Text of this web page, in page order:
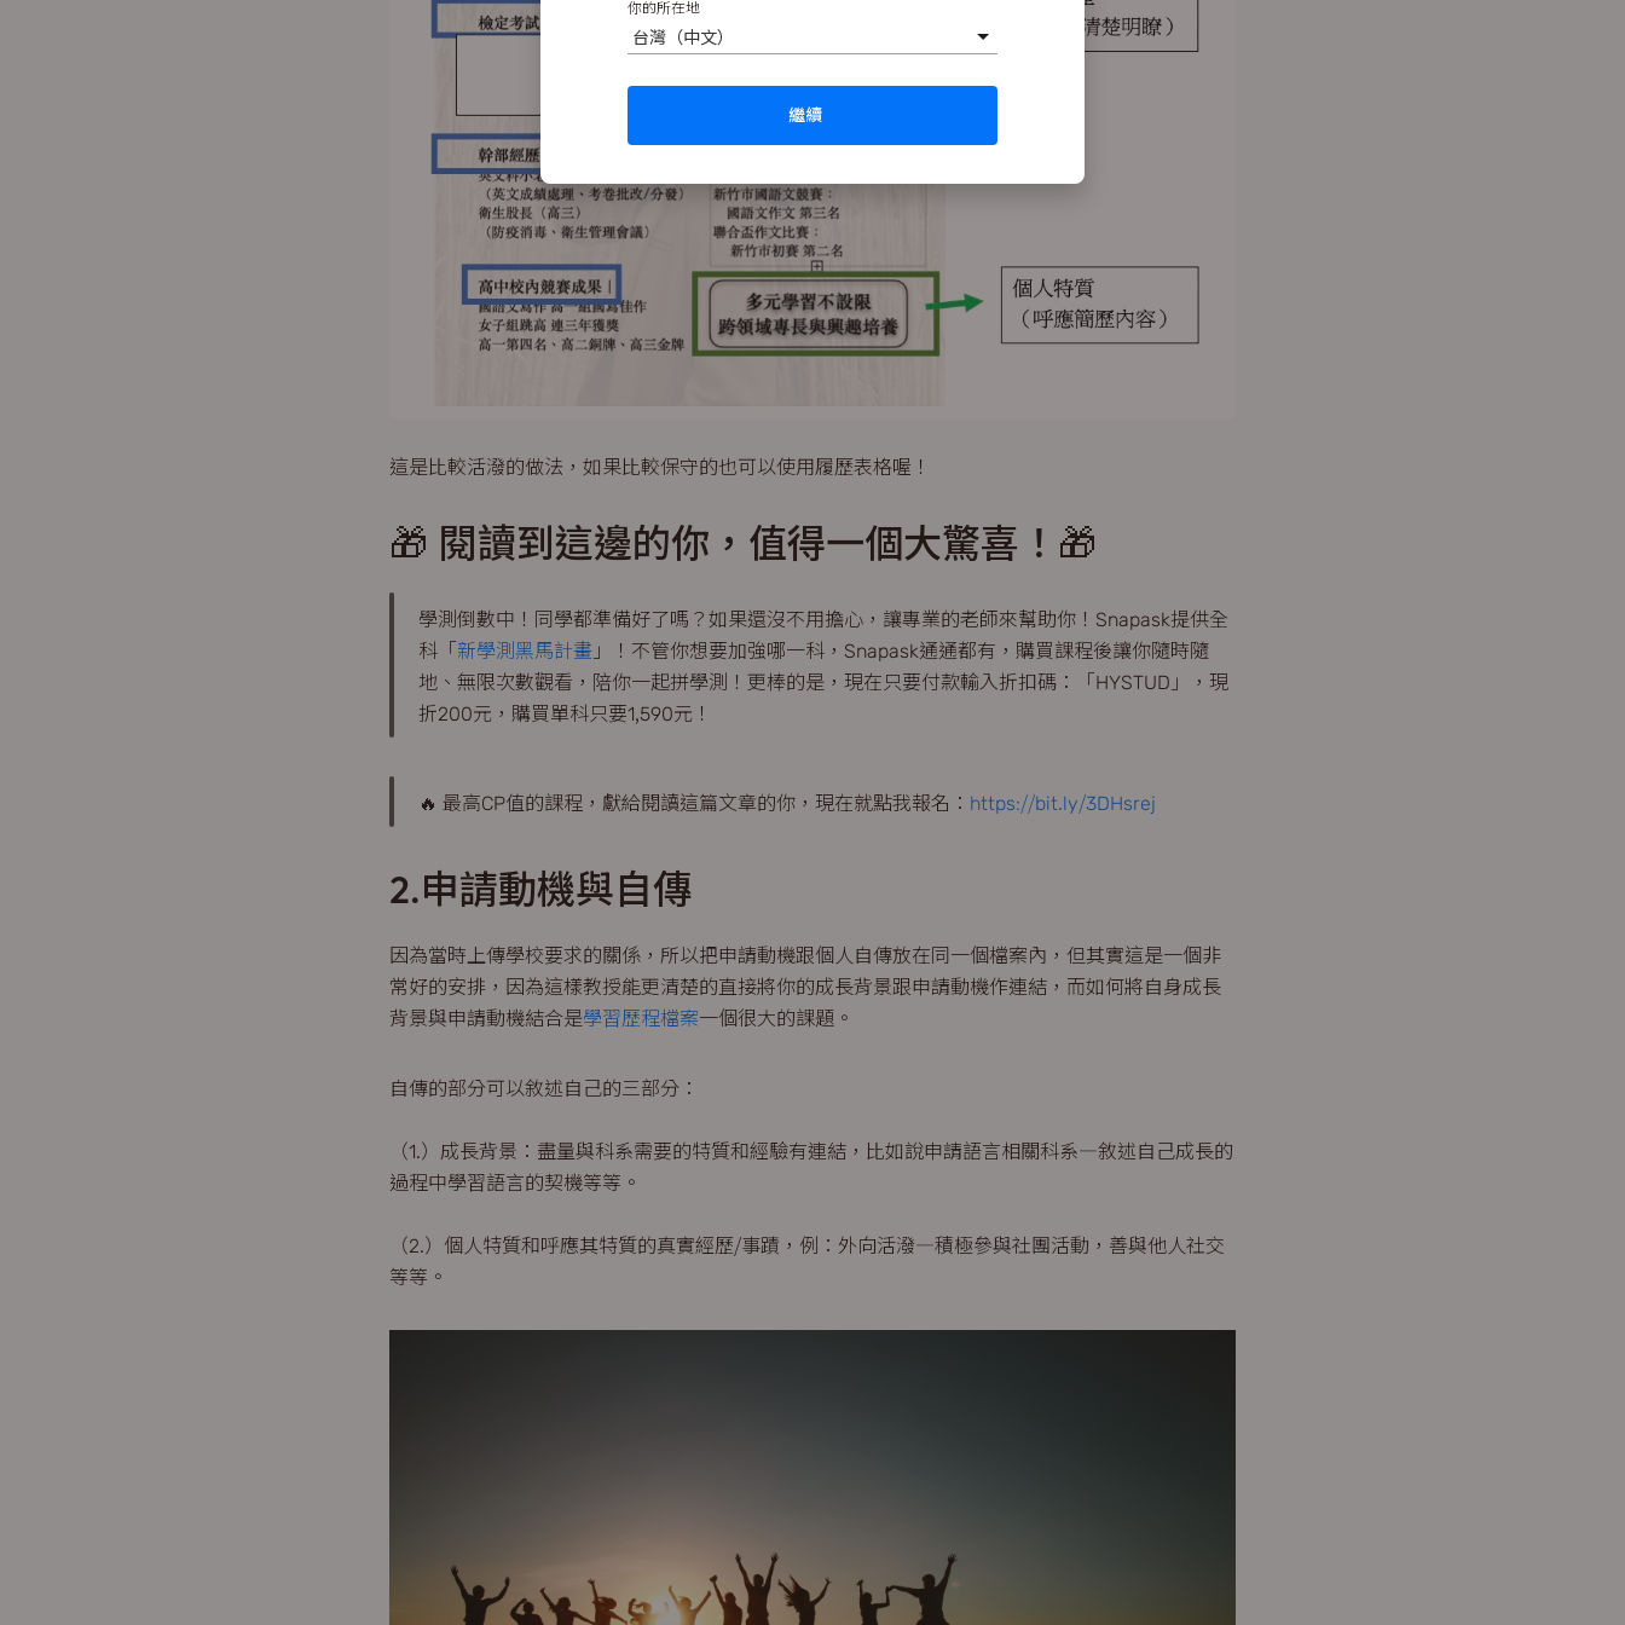
你的所在地
台灣（中文）
繼續
這是比較活潑的做法，如果比較保守的也可以使用履歷表格喔！
🎁 閱讀到這邊的你，值得一個大驚喜！🎁
學測倒數中！同學都準備好了嗎？如果還沒不用擔心，讓專業的老師來幫助你！Snapask提供全
科「新學測黑馬計畫 」！不管你想要加強哪一科，Snapask通通都有，購買課程後讓你隨時隨
地、無限次數觀看，陪你一起拼學測！更棒的是，現在只要付款輸入折扣碼：「HYSTUD」，現
折200元，購買單科只要1,590元！
🔥 最高CP值的課程，獻給閱讀這篇文章的你，現在就點我報名： https://bit.ly/3DHsrej
2.申請動機與自傳
因為當時上傳學校要求的關係，所以把申請動機跟個人自傳放在同一個檔案內，但其實這是一個非
常好的安排，因為這樣教授能更清楚的直接將你的成長背景跟申請動機作連結，而如何將自身成長
背景與申請動機結合是學習歷程檔案一個很大的課題。
自傳的部分可以敘述自己的三部分：
（1.）成長背景：盡量與科系需要的特質和經驗有連結，比如說申請語言相關科系—敘述自己成長的
過程中學習語言的契機等等。
（2.）個人特質和呼應其特質的真實經歷/事蹟，例：外向活潑—積極參與社團活動，善與他人社交
等等。